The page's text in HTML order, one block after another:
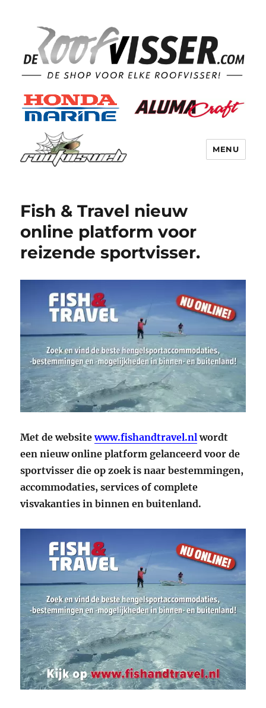
MENU
Fish & Travel nieuw
online platform voor
reizende sportvisser.
Met de websitewww.fishandtravel.nlwordt
een nieuw online platform gelanceerd voor de
sportvisser die op zoek is naar bestemmingen,
accommodaties, services of complete
visvakanties in binnen en buitenland.